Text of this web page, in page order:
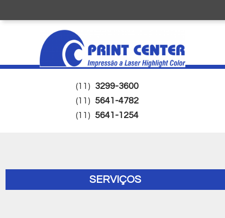
(11) 3299-3600
(11) 5641-4782
(11) 5641-1254
SERVIÇOS